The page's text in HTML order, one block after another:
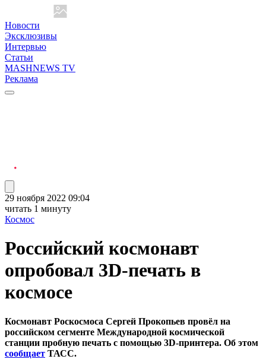
Новости
Эксклюзивы
Интервью
Статьи
MASHNEWS TV
Реклама
29 ноября 2022 09:04
читать 1 минуту
Космос
Российский космонавт
опробовал 3D-печать в
космосе
Космонавт Роскосмоса Сергей Прокопьев провёл на
российском сегменте Международной космической
станции пробную печать с помощью 3D-принтера. Об этом
сообщает ТАСС.